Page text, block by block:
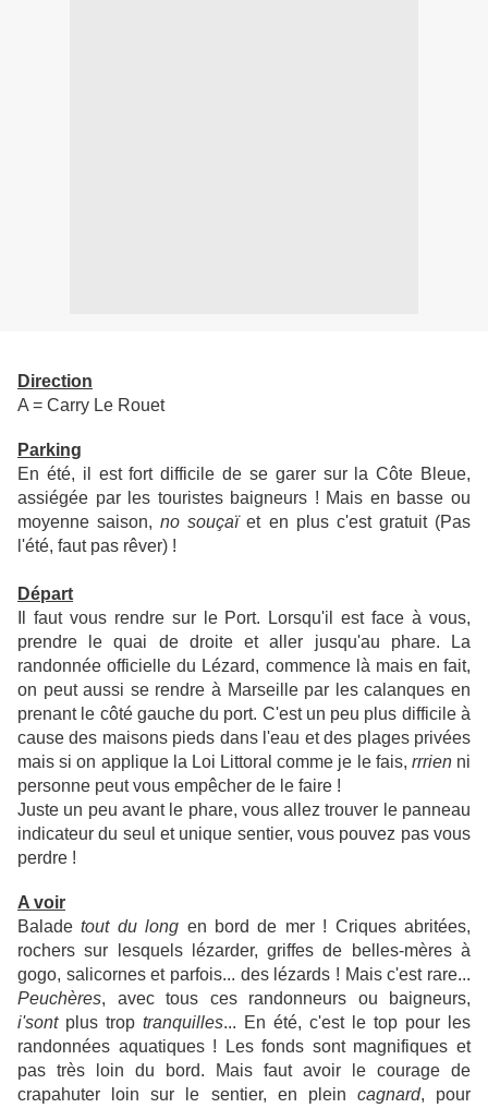
Direction
A = Carry Le Rouet
Parking
En été, il est fort difficile de se garer sur la Côte Bleue,
assiégée par les touristes baigneurs ! Mais en basse ou
moyenne saison,no souçaïet en plus c'est gratuit (Pas
l'été, faut pas rêver) !
Départ
Il faut vous rendre sur le Port. Lorsqu'il est face à vous,
prendre le quai de droite et aller jusqu'au phare. La
randonnée officielle du Lézard, commence là mais en fait,
on peut aussi se rendre à Marseille par les calanques en
prenant le côté gauche du port. C'est un peu plus difficile à
cause des maisons pieds dans l'eau et des plages privées
mais si on applique la Loi Littoral comme je le fais, rrrienni
personne peut vous empêcher de le faire !
Juste un peu avant le phare, vous allez trouver le panneau
indicateur du seul et unique sentier, vous pouvez pas vous
perdre !
A voir
Baladetout du long en bord de mer ! Criques abritées,
rochers sur lesquels lézarder, griffes de belles-mères à
gogo, salicornes et parfois... des lézards ! Mais c'est rare...
Peuchères, avec tous ces randonneurs ou baigneurs,
i'sontplus trop tranquilles... En été, c'est le top pour les
randonnées aquatiques ! Les fonds sont magnifiques et
pas très loin du bord. Mais faut avoir le courage de
crapahuter loin sur le sentier, en plein cagnard, pour